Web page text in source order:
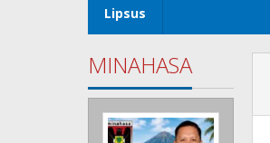
Lipsus
MINAHASA